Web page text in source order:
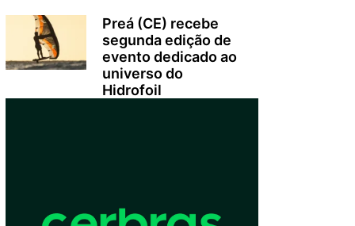
Preá (CE) recebe
segunda edição de
evento dedicado ao
universo do
Hidrofoil